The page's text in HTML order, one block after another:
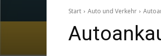
Start Auto und Verkehr